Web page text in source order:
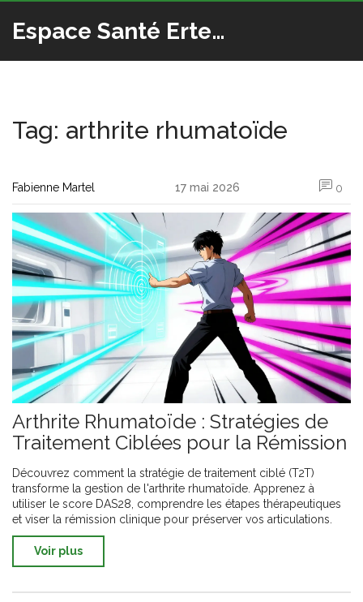
Espace Santé Ertedis
Tag: arthrite rhumatoïde
Fabienne Martel 17 mai 2026 0
Arthrite Rhumatoïde : Stratégies de
Traitement Ciblées pour la Rémission
Découvrez comment la stratégie de traitement ciblé (T2T)
transforme la gestion de l'arthrite rhumatoïde. Apprenez à
utiliser le score DAS28, comprendre les étapes thérapeutiques
et viser la rémission clinique pour préserver vos articulations.
Voir plus